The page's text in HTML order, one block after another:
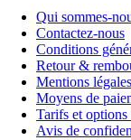
Qui sommes-
Contactez-nous
Conditions
Retour &
Mentions légales
Moyens de
Tarifs et
Avis de